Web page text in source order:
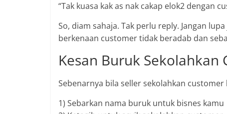
“Tak kuasa kak as nak cakap elok2 dengan
So, diam sahaja. Tak perlu reply. Jangan
berkenaan customer tidak beradab dan
Kesan Buruk Sekolahkan
Sebenarnya bila seller sekolahkan
1) Sebarkan nama buruk untuk bisnes kamu